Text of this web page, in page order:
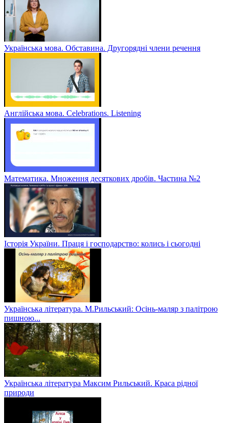
Українська мова. Обставина. Другорядні члени речення
Англійська мова. Celebrations. Listening
Математика. Множення десяткових дробів. Частина №2
Історія України. Праця і господарство: колись і сьогодні
Українська література. М.Рильський: Осінь-маляр з палітрою
пишною...
Українська література Максим Рильський. Краса рідної
природи